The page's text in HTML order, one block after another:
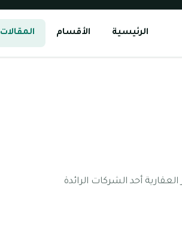
الرئيسية الأقسام المقالات
إعمار العقارية أحد الشركات الرائدة